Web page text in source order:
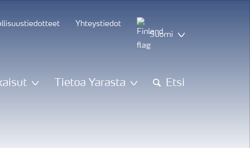
Yhteystiedot
Suomi
Tietoa Yarasta Etsi